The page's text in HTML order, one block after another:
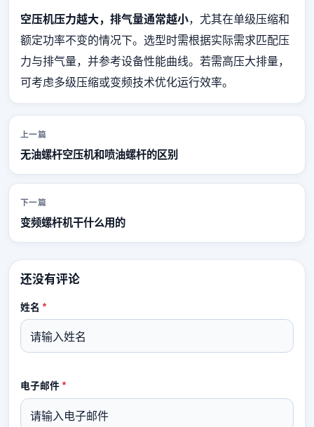
空压机压力越大，排气量通常越小，尤其在单级压缩和
额定功率不变的情况下。选型时需根据实际需求匹配压
力与排气量，并参考设备性能曲线。若需高压大排量，
可考虑多级压缩或变频技术优化运行效率。
上一篇
无油螺杆空压机和喷油螺杆的区别
下一篇
变频螺杆机干什么用的
还没有评论
姓名 *
电子邮件*